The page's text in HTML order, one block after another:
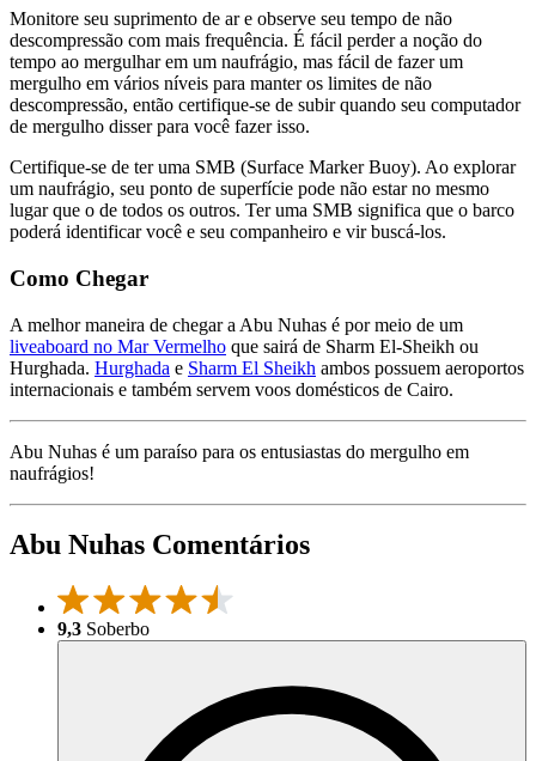
Monitore seu suprimento de ar e observe seu tempo de não
descompressão com mais frequência. É fácil perder a noção do
tempo ao mergulhar em um naufrágio, mas fácil de fazer um
mergulho em vários níveis para manter os limites de não
descompressão, então certifique-se de subir quando seu computador
de mergulho disser para você fazer isso.
Certifique-se de ter uma SMB (Surface Marker Buoy). Ao explorar
um naufrágio, seu ponto de superfície pode não estar no mesmo
lugar que o de todos os outros. Ter uma SMB significa que o barco
poderá identificar você e seu companheiro e vir buscá-los.
Como Chegar
A melhor maneira de chegar a Abu Nuhas é por meio de um
liveaboard no Mar Vermelho que sairá de Sharm El-Sheikh ou
Hurghada. Hurghada e Sharm El Sheikh ambos possuem aeroportos
internacionais e também servem voos domésticos de Cairo.
Abu Nuhas é um paraíso para os entusiastas do mergulho em
naufrágios!
Abu Nuhas Comentários
9,3 Soberbo